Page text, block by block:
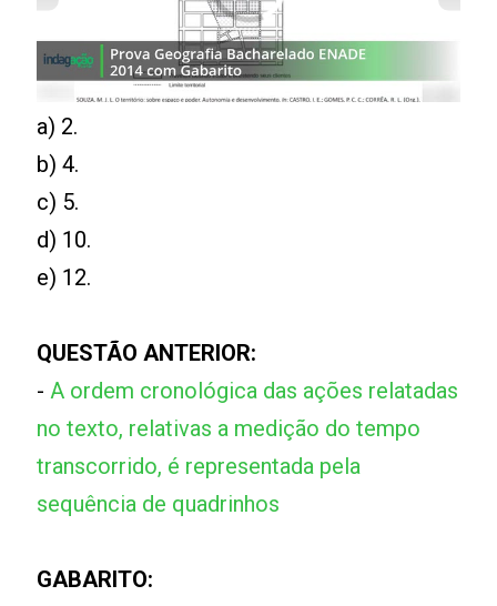
a) 2.
b) 4.
c) 5.
d) 10.
e) 12.
QUESTÃO ANTERIOR:
-A ordem cronológica das ações relatadas
no texto, relativas a medição do tempo
transcorrido, é representada pela
sequência de quadrinhos
GABARITO: